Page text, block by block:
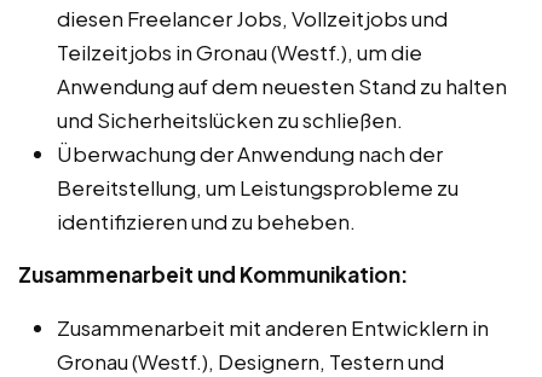
diesen Freelancer Jobs, Vollzeitjobs und
Teilzeitjobs in Gronau (Westf.), um die
Anwendung auf dem neuesten Stand zu halten
und Sicherheitslücken zu schließen.
Überwachung der Anwendung nach der
Bereitstellung, um Leistungsprobleme zu
identifizieren und zu beheben.
Zusammenarbeit und Kommunikation:
Zusammenarbeit mit anderen Entwicklern in
Gronau (Westf.), Designern, Testern und